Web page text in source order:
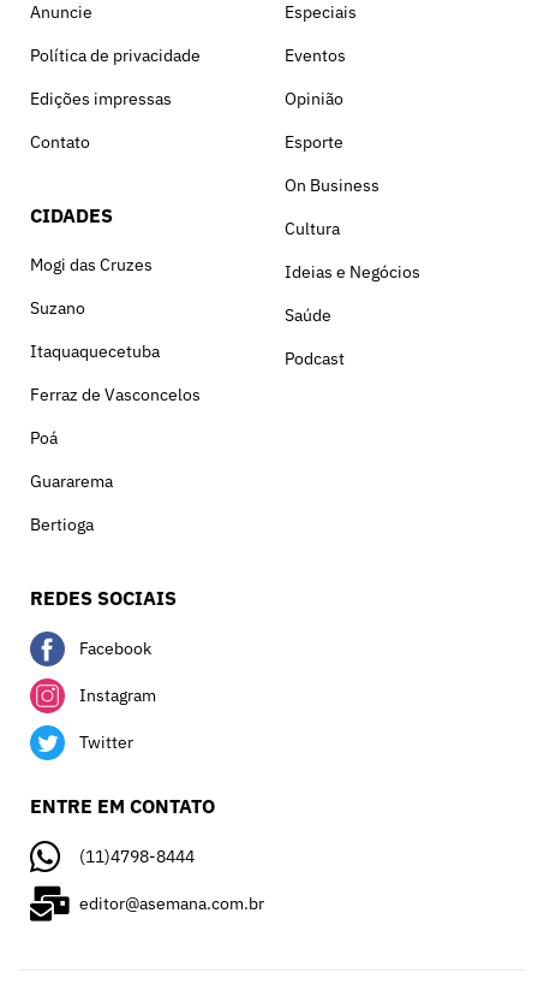
Anuncie
Política de privacidade
Edições impressas
Contato
CIDADES
Mogi das Cruzes
Suzano
Itaquaquecetuba
Ferraz de Vasconcelos
Poá
Guararema
Bertioga
Especiais
Eventos
Opinião
Esporte
On Business
Cultura
Ideias e Negócios
Saúde
Podcast
REDES SOCIAIS
Facebook
Instagram
Twitter
ENTRE EM CONTATO
(11)4798-8444
editor@asemana.com.br